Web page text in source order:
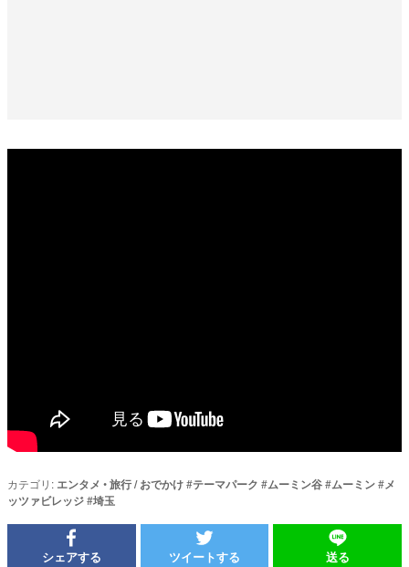
カテゴリ: エンタメ •旅行 / おでかけ#テーマパーク #ムーミン谷#ムーミン#メ
ッツァビレッジ#埼玉
シェアする ツイートする 送る